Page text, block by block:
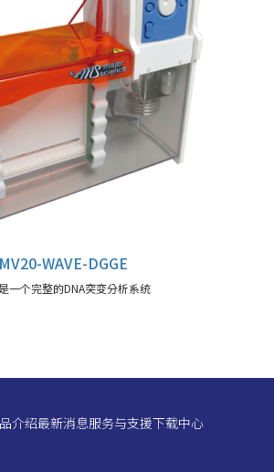
WAVE-DGGE
一个完整的DNA突变分析系统
介绍最新消息服务与支援下载中心